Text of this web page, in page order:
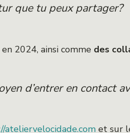
que tu peux partager?
2024, ainsi comme des
d’entrer en contact
ateliervelocidade.com et sur